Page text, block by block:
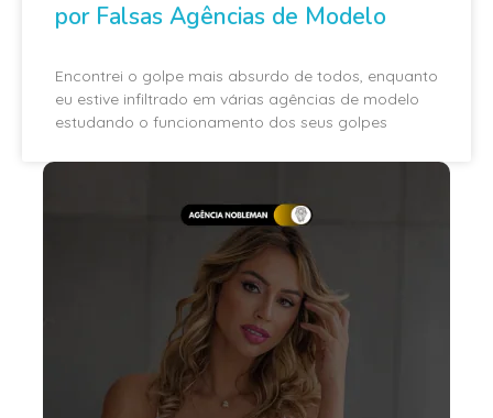
por Falsas Agências de Modelo
Encontrei o golpe mais absurdo de todos, enquanto
eu estive infiltrado em várias agências de modelo
estudando o funcionamento dos seus golpes